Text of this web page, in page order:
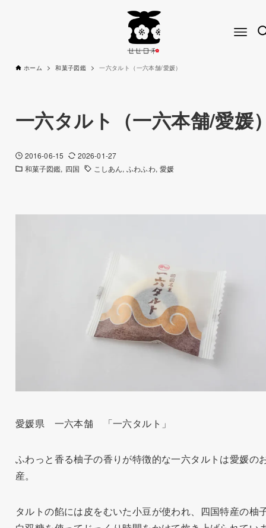
ホーム 和菓子図鑑 一六タルト（一六本舗/愛媛）
一六タルト（一六本舗/愛媛
2016-06-15
2026-01-27
和菓子図鑑 四国 こしあん ふわふわ 愛媛
愛媛県 一六本舗 「一六タルト」
ふわっと香る柚子の香りが特徴的な一六タルトは愛媛の
産。
タルトの餡には皮をむいた小豆が使われ、四国特産の柚